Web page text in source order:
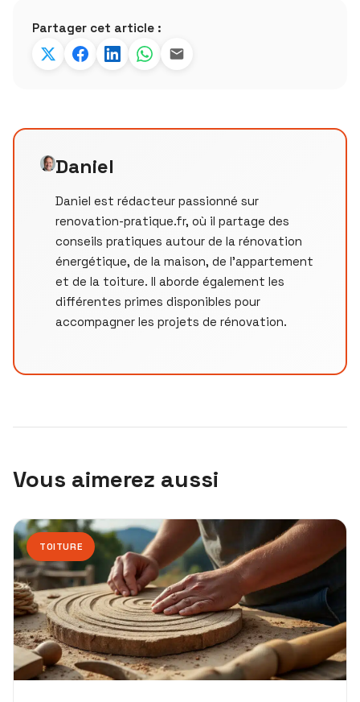
Partager cet article :
Daniel
Daniel est rédacteur passionné sur
renovation-pratique.fr, où il partage des
conseils pratiques autour de la rénovation
énergétique, de la maison, de l’appartement
et de la toiture. Il aborde également les
différentes primes disponibles pour
accompagner les projets de rénovation.
Vous aimerez aussi
TOITURE